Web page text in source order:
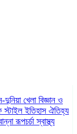
দুনিয়াখেলা বিজ্ঞান ও
স্টাইলইতিহাস ঐতিহ্য
রূপচর্চাস্বাস্থ্য